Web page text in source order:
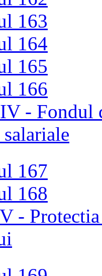
163
164
165
166
- Fondul
167
168
-